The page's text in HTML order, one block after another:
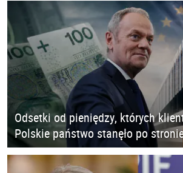
Odsetki od pieniędzy, których
Polskie państwo stanęło po